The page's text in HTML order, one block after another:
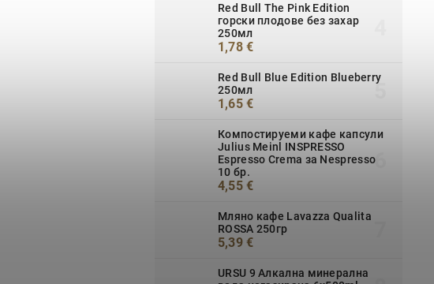
Red Bull The Pink Edition
горски плодове без захар
250мл
1,78 €
Red Bull Blue Edition Blueberry
250мл
1,65 €
Компостируеми кафе капсули
Julius Meinl INSPRESSO
Espresso Crema за Nespresso
10 бр.
4,55 €
Мляно кафе Lavazza Qualita
ROSSA 250гр
5,39 €
URSU 9 Алкална минерална